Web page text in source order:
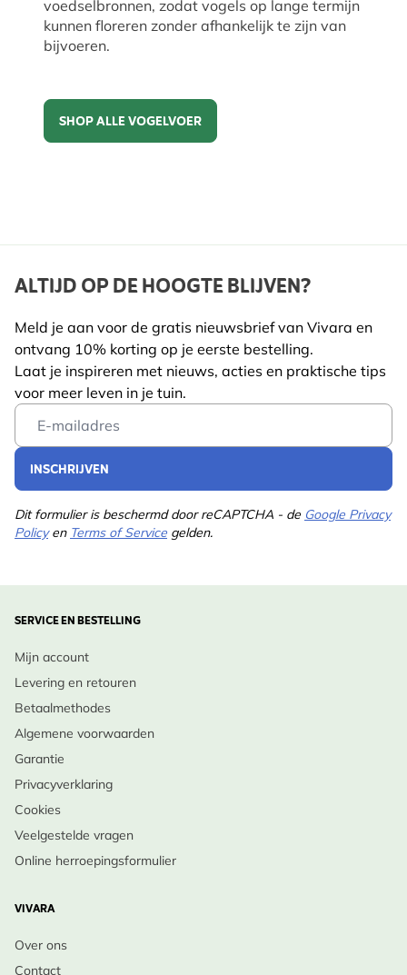
voedselbronnen, zodat vogels op lange termijn
kunnen floreren zonder afhankelijk te zijn van
bijvoeren.
SHOP ALLE VOGELVOER
ALTIJD OP DE HOOGTE BLIJVEN?
Meld je aan voor de gratis nieuwsbrief van Vivara en
ontvang 10% korting op je eerste bestelling.
Laat je inspireren met nieuws, acties en praktische tips
voor meer leven in je tuin.
Email Address
INSCHRIJVEN
Dit formulier is beschermd door reCAPTCHA - de Google Privacy
Policyen Terms of Service gelden.
SERVICE EN BESTELLING
Mijn account
Levering en retouren
Betaalmethodes
Algemene voorwaarden
Garantie
Privacyverklaring
Cookies
Veelgestelde vragen
Online herroepingsformulier
VIVARA
Over ons
Contact